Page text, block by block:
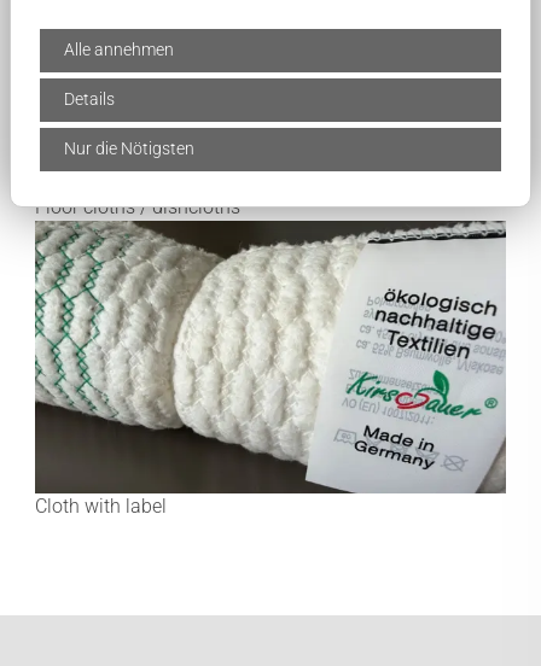
Floor cloths / dishcloths
Cloth with label
Alle annehmen
Details
Nur die Nötigsten